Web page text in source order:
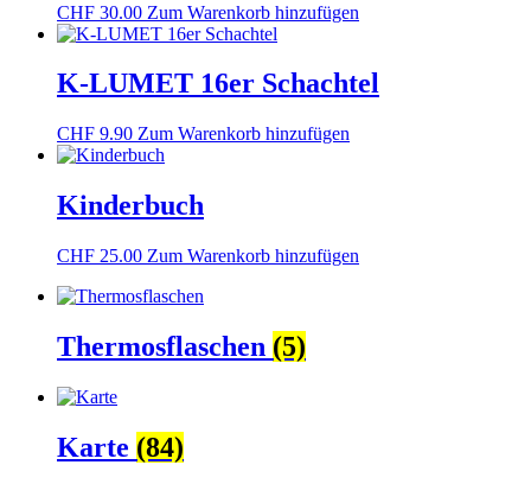
CHF 30.00 Zum Warenkorb hinzufügen
K-LUMET 16er Schachtel
CHF 9.90 Zum Warenkorb hinzufügen
Kinderbuch
CHF 25.00 Zum Warenkorb hinzufügen
Thermosflaschen (5)
Karte (84)